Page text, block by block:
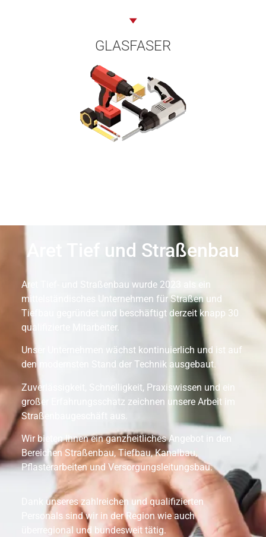
GLASFASER
Aret Tief und Straßenbau
Aret Tief- und Straßenbau wurde 2023 als ein
mittelständisches Unternehmen für Straßen und
Tiefbau gegründet und beschäftigt derzeit knapp 30
qualifizierte Mitarbeiter.
Unser Unternehmen wächst kontinuierlich und ist auf
den modernsten Stand der Technik ausgebaut.
Zuverlässigkeit, Schnelligkeit, Praxiswissen und ein
großer Erfahrungsschatz zeichnen unsere Arbeit im
Straßenbaugeschäft aus.
Wir bieten Ihnen ein ganzheitliches Angebot in den
Bereichen Straßenbau, Tiefbau, Kanalbau,
Pflasterarbeiten und Versorgungsleitungsbau.
Dank unseres zahlreichen und qualifizierten
Personals sind wir in der Region wie auch
überregional und bundesweit tätig.